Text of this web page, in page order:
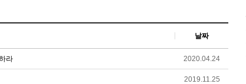
날짜
라 2020.04.24
2019.11.25